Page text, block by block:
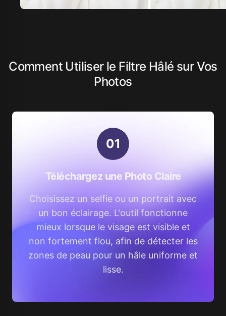
Comment Utiliser le Filtre Hâlé sur Vos
Photos
01
Téléchargez une Photo Claire
Choisissez un selfie ou un portrait avec
un bon éclairage. L'outil fonctionne
mieux lorsque le visage est visible et
non fortement flou, afin de détecter les
zones de peau pour un hâle uniforme et
lisse.